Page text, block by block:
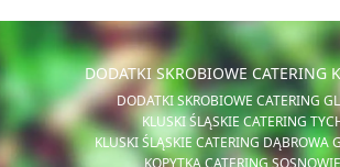
DODATKI SKROBIOWE CATERING
DODATKI SKROBIOWE CATERING
KLUSKI ŚLĄSKIE CATERING
KLUSKI ŚLĄSKIE CATERING DĄBROWA
KOPYTKA CATERING